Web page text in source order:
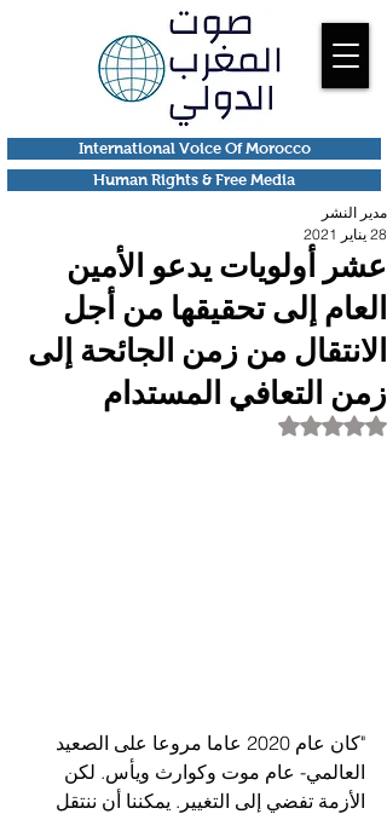
Human Rights & Free Media
International Voice Of Morocco
عشر أولويات يدعو الأمين
العام إلى تحقيقها من أجل
الانتقال من زمن الجائحة إلى
زمن التعافي المستدام
مدير النشر
28 يناير 2021
تم التقييم بـ ليس رقمًا من أصل 5 نجوم.
"كان عام 2020 عاما مروعا على الصعيد
العالمي- عام موت وكوارث ويأس. لكن
الأزمة تفضي إلى التغيير. يمكننا أن ننتقل